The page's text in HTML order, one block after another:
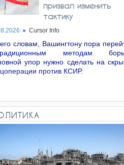
призвал изменить
тактику
Cursor Info
словам, Вашингтону пора
методам
упор нужно сделать на
против КСИР.